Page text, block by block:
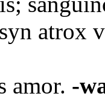
atrox
amor. -